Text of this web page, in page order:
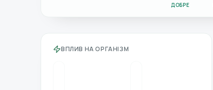
ДОБРЕ
ВПЛИВ НА ОРГАНІЗМ